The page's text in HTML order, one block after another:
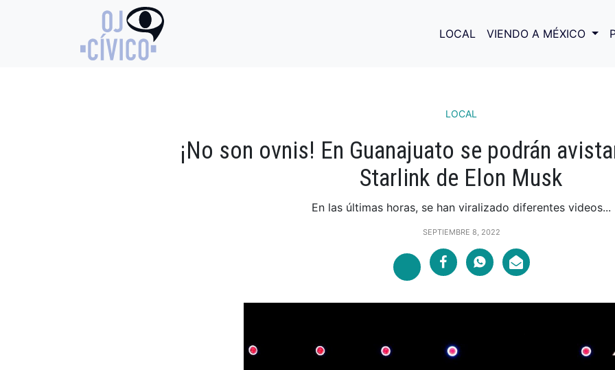
LOCAL VIENDO A MÉXICO
LOCAL
¡No son ovnis! En Guanajuato se podrán
Starlink de Elon Musk
En las últimas horas, se han viralizado diferentes videos...
SEPTIEMBRE 8, 2022